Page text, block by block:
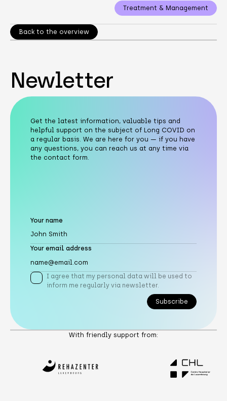
Treatment & Management
Back to the overview
Newletter
Get the latest information, valuable tips and
helpful support on the subject of Long COVID on
a regular basis. We are here for you — if you have
any questions, you can reach us at any time via
the contact form.
Your name
Your email address
I agree that my personal data will be used to
inform me regularly via newsletter.
Subscribe
Subscribe
With friendly support from: